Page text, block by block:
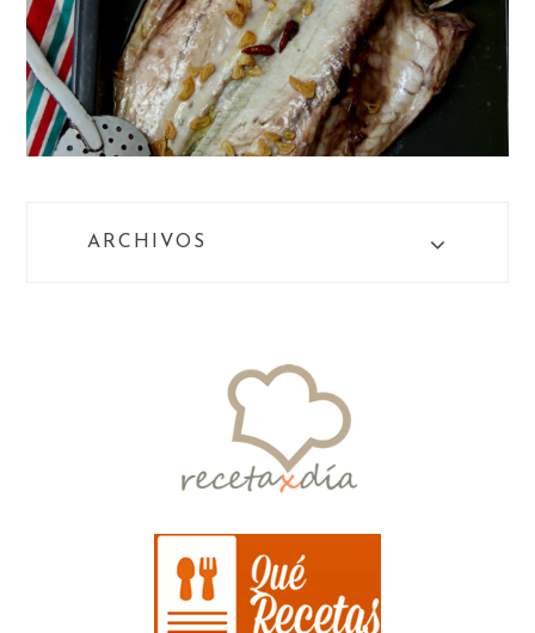
ARCHIVOS